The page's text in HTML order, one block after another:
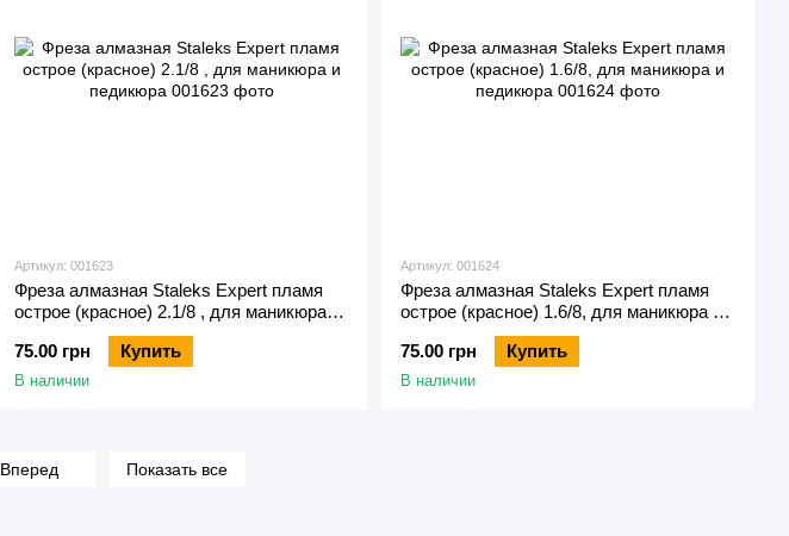
Артикул: 001623
Фреза алмазная Staleks Expert пламя
острое (красное) 2.1/8 , для маникюра и
75.00 грн
Купить
В наличии
Артикул: 001624
Фреза алмазная Staleks Expert пламя
острое (красное) 1.6/8, для маникюра и
75.00 грн
Купить
В наличии
Вперед Показать все